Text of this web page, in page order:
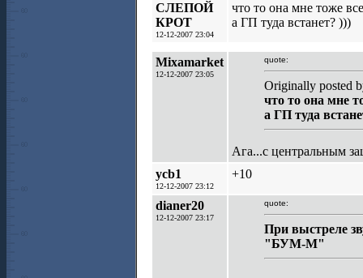
СЛЕПОЙ
КРОТ
12-12-2007 23:04
что то она мне тоже
а ГП туда встанет? )))
Mixamarket
12-12-2007 23:05
quote:
Originally
что то она мне
а ГП туда
Ага...с центральным
ycb1
12-12-2007 23:12
+10
dianer20
12-12-2007 23:17
quote:
При выстреле
"БУМ-М"